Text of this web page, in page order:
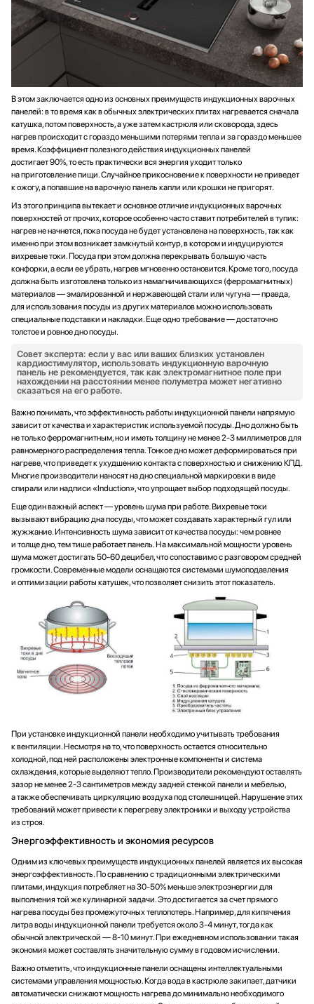
В этом заключается одно из основных преимуществ индукционных варочных
панелей: в то время как в обычных электрических плитах нагревается сначала
катушка, потом поверхность, а уже затем кастрюля или сковорода, здесь
нагрев происходит с гораздо меньшими потерями тепла и за гораздо меньшее
время. Коэффициент полезного действия индукционных панелей
достигает 90%, то есть практически вся энергия уходит только
на приготовление пищи. Случайное прикосновение к поверхности не приведет
к ожогу, а попавшие на варочную панель капли или крошки не пригорят.
Из этого принципа вытекает и основное отличие индукционных варочных
поверхностей от прочих, которое особенно часто ставит потребителей в тупик:
нагрев не начнется, пока посуда не будет установлена на поверхность, так как
именно при этом возникает замкнутый контур, в котором и индуцируются
вихревые токи. Посуда при этом должна перекрывать большую часть
конфорки, а если ее убрать, нагрев мгновенно остановится. Кроме того, посуда
должна быть изготовлена только из намагничивающихся (ферромагнитных)
материалов — эмалированной и нержавеющей стали или чугуна — правда,
для использования посуды из других материалов можно использовать
специальные подставки и накладки. Еще одно требование — достаточно
толстое и ровное дно посуды.
Совет эксперта: если у вас или ваших близких установлен
кардиостимулятор, использовать индукционную варочную
панель не рекомендуется, так как электромагнитное поле при
нахождении на расстоянии менее полуметра может негативно
сказаться на его работе.
Важно понимать, что эффективность работы индукционной панели напрямую
зависит от качества и характеристик используемой посуды. Дно должно быть
не только ферромагнитным, но и иметь толщину не менее 2-3 миллиметров для
равномерного распределения тепла. Тонкое дно может деформироваться при
нагреве, что приведет к ухудшению контакта с поверхностью и снижению КПД.
Многие производители наносят на дно специальной маркировки в виде
спирали или надписи «Induction», что упрощает выбор подходящей посуды.
Еще один важный аспект — уровень шума при работе. Вихревые токи
вызывают вибрацию дна посуды, что может создавать характерный гул или
жужжание. Интенсивность шума зависит от качества посуды: чем ровнее
и толще дно, тем тише работает панель. На максимальной мощности уровень
шума может достигать 50-60 децибел, что сопоставимо с разговором средней
громкости. Современные модели оснащаются системами шумоподавления
и оптимизации работы катушек, что позволяет снизить этот показатель.
При установке индукционной панели необходимо учитывать требования
к вентиляции. Несмотря на то, что поверхность остается относительно
холодной, под ней расположены электронные компоненты и система
охлаждения, которые выделяют тепло. Производители рекомендуют оставлять
зазор не менее 2-3 сантиметров между задней стенкой панели и мебелью,
а также обеспечивать циркуляцию воздуха под столешницей. Нарушение этих
требований может привести к перегреву электроники и выходу устройства
из строя.
Энергоэффективность и экономия ресурсов
Одним из ключевых преимуществ индукционных панелей является их высокая
энергоэффективность. По сравнению с традиционными электрическими
плитами, индукция потребляет на 30-50% меньше электроэнергии для
выполнения той же кулинарной задачи. Это достигается за счет прямого
нагрева посуды без промежуточных теплопотерь. Например, для кипячения
литра воды индукционной панели требуется около 3-4 минут, тогда как
обычной электрической — 8-10 минут. При ежедневном использовании такая
экономия может составлять значительную сумму в годовом исчислении.
Важно отметить, что индукционные панели оснащены интеллектуальными
системами управления мощностью. Когда вода в кастрюле закипает, датчики
автоматически снижают мощность нагрева до минимально необходимого